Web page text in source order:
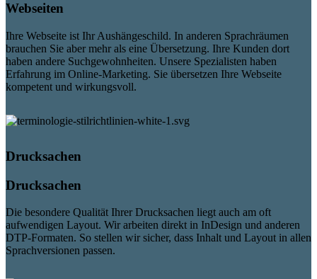
Webseiten
Ihre Webseite ist Ihr Aushängeschild. In anderen Sprachräumen
brauchen Sie aber mehr als eine Übersetzung. Ihre Kunden dort
haben andere Suchgewohnheiten. Unsere Spezialisten haben
Erfahrung im Online-Marketing. Sie übersetzen Ihre Webseite
kompetent und wirkungsvoll.
Drucksachen
Drucksachen
Die besondere Qualität Ihrer Drucksachen liegt auch am oft
aufwendigen Layout. Wir arbeiten direkt in InDesign und anderen
DTP-Formaten. So stellen wir sicher, dass Inhalt und Layout in allen
Sprachversionen passen.